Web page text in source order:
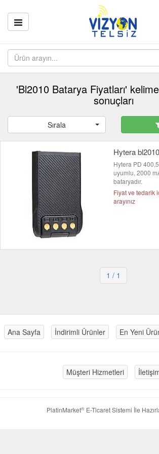
'Bl2010 Batarya Fiyatları'
sonuçları
Sırala
Hytera
Hytera PD
uyumlu, 2000
bataryadır.
Fiyat ve tedarik
arayınız
1 / 1
Ana Sayfa İndirimli Ürünler En Yeni
Müşteri Hizmetleri
PlatinMarket®E-Ticaret Sistemi İle